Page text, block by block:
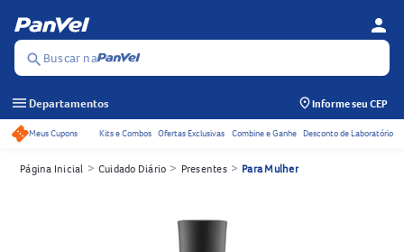
search Buscar na
person
menu Departamentos Informe seu CEP
Acessos rápidos do cabeçalho
Meus Cupons Kits e Combos Ofertas Exclusivas Combine e Ganhe Desconto de Laboratório
Página Inicial > Cuidado Diário > Presentes > Para Mulher